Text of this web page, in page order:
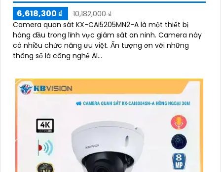
6,618,300 ₫
10,182,000 ₫
Camera quan sát KX-CAi5205MN2-A là một thiết bị
hàng đầu trong lĩnh vực giám sát an ninh. Camera này
có nhiều chức năng ưu việt. Ấn tượng ơn với những
thông số là công nghệ AI...